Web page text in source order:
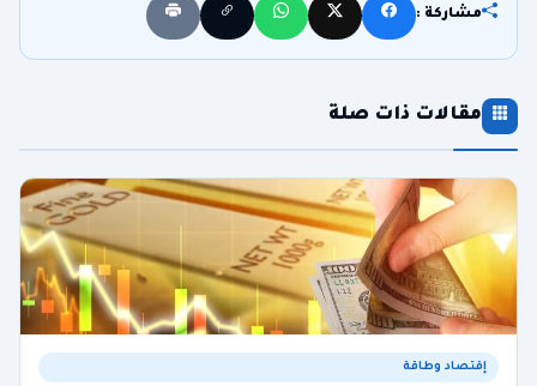
مشاركة :
مقالات ذات صلة
إقتصاد وطاقة